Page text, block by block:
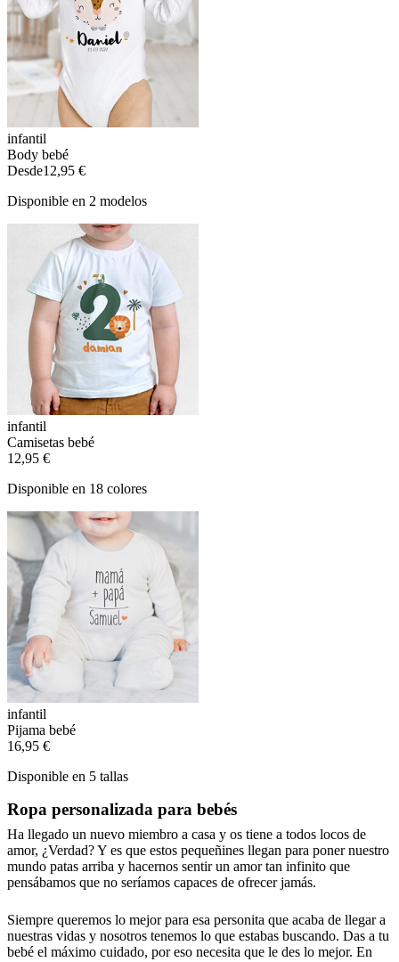
infantil
Body bebé
Desde12,95 €
Disponible en 2 modelos
infantil
Camisetas bebé
12,95 €
Disponible en 18 colores
infantil
Pijama bebé
16,95 €
Disponible en 5 tallas
Ropa personalizada para bebés
Ha llegado un nuevo miembro a casa y os tiene a todos locos de
amor, ¿Verdad? Y es que estos pequeñines llegan para poner nuestro
mundo patas arriba y hacernos sentir un amor tan infinito que
pensábamos que no seríamos capaces de ofrecer jamás.
Siempre queremos lo mejor para esa personita que acaba de llegar a
nuestras vidas y nosotros tenemos lo que estabas buscando. Das a tu
bebé el máximo cuidado, por eso necesita que le des lo mejor. En